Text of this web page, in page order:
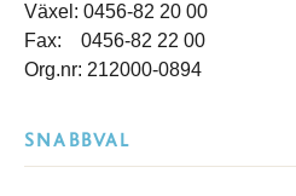
Växel: 0456-82 20 00
Fax: 0456-82 22 00
Org.nr: 212000-0894
SNABBVAL